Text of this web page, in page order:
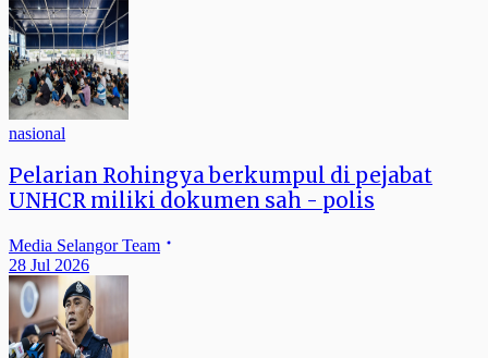
nasional
Pelarian Rohingya berkumpul di pejabat
UNHCR miliki dokumen sah - polis
Media Selangor Team
28 Jul 2026